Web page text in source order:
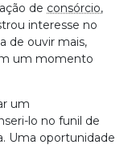
de consórcio,
interesse no
de ouvir mais,
um momento
um
lo no funil de
Uma oportunidade